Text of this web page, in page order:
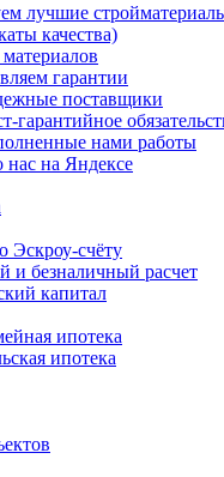
лучшие
качества)
гарантии
поставщики
гарантийное
нами работы
на Яндексе
Эскроу-счёту
и безналичный расчет
капитал
ипотека
ипотека